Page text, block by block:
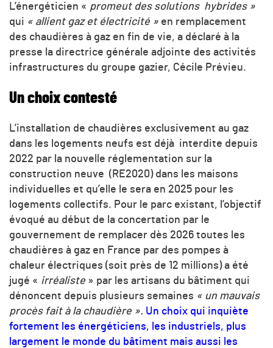
L’énergéticien « promeut des solutions hybrides »
qui « allient gaz et électricité » en remplacement
des chaudières à gaz en fin de vie, a déclaré à la
presse la directrice générale adjointe des activités
infrastructures du groupe gazier, Cécile Prévieu.
Un choix contesté
L’installation de chaudières exclusivement au gaz
dans les logements neufs est déjà interdite depuis
2022 par la nouvelle réglementation sur la
construction neuve (RE2020) dans les maisons
individuelles et qu’elle le sera en 2025 pour les
logements collectifs. Pour le parc existant, l’objectif
évoqué au début de la concertation par le
gouvernement de remplacer dès 2026 toutes les
chaudières à gaz en France par des pompes à
chaleur électriques (soit près de 12 millions) a été
jugé « irréaliste » par les artisans du bâtiment qui
dénoncent depuis plusieurs semaines « un mauvais
procès fait à la chaudière ». Un choix qui inquiète
fortement les énergéticiens, les industriels, plus
largement le monde du bâtiment mais aussi les